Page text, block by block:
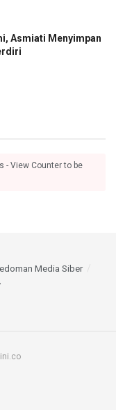
Asmiati Menyimpan
- View Counter to be
Media Siber